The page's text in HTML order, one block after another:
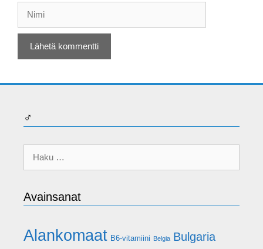
♂
Haku:
Avainsanat
Alankomaat B6-vitamiini Belgia Bulgaria